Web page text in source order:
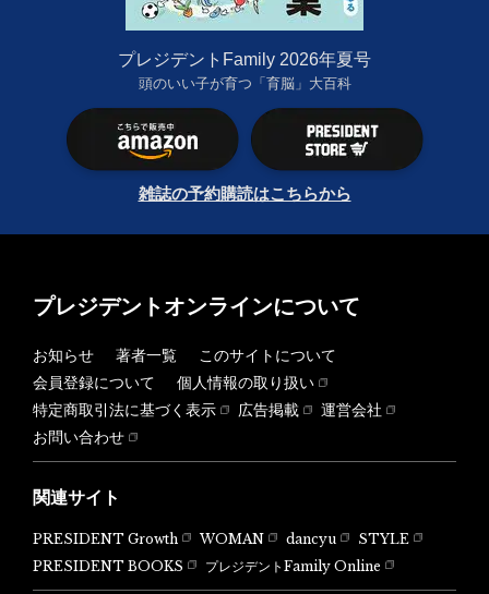
プレジデントFamily 2026年夏号
頭のいい子が育つ「育脳」大百科
雑誌の予約購読はこちらから
プレジデントオンラインについて
お知らせ 著者一覧
このサイトについて
会員登録について
個人情報の取り扱い
特定商取引法に基づく表示
広告掲載
運営会社
お問い合わせ
関連サイト
PRESIDENT Growth WOMAN dancyu
STYLE
PRESIDENT BOOKS
プレジデントFamily Online